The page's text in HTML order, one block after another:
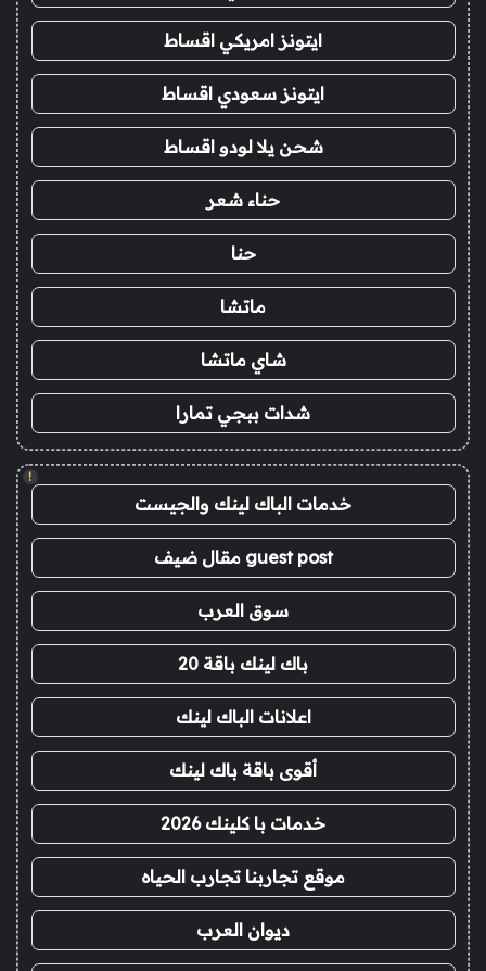
ايتونز امريكي اقساط
ايتونز سعودي اقساط
شحن يلا لودو اقساط
حناء شعر
حنا
ماتشا
شاي ماتشا
شدات ببجي تمارا
!
خدمات الباك لينك والجيست
guest post مقال ضيف
سوق العرب
باك لينك باقة 20
اعلانات الباك لينك
أقوى باقة باك لينك
خدمات با كلينك 2026
موقع تجاربنا تجارب الحياه
ديوان العرب